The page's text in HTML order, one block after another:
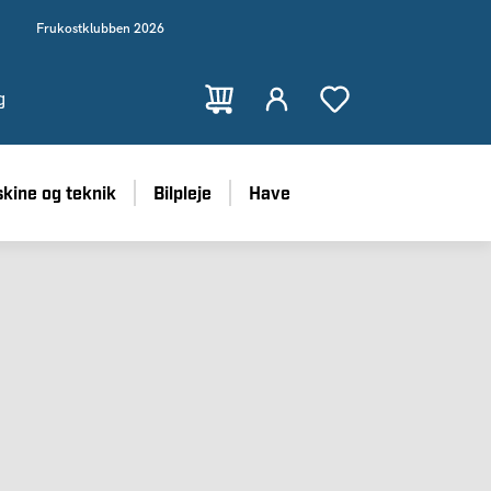
Frukostklubben 2026
og teknik Bilpleje Have